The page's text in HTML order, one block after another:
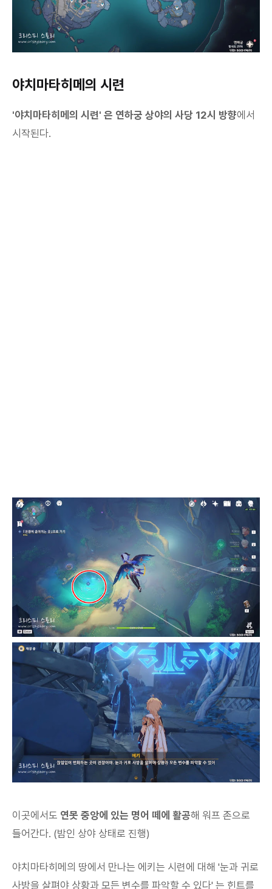
야치마타히메의 시련
'야치마타히메의 시련' 은 연하궁 상야의 사당 12시 방향에서
시작된다.
이곳에서도 연못 중앙에 있는 명어 떼에 활공해 워프 존으로
들어간다. (밤인 상야 상태로 진행)
야치마타히메의 땅에서 만나는 에키는 시련에 대해 '눈과 귀로
사방을 살펴야 상황과 모든 변수를 파악할 수 있다' 는 힌트를